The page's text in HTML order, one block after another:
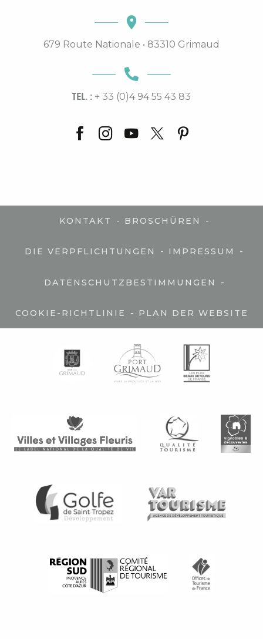
679 Route Nationale • 83310 Grimaud
TEL. : + 33 (0)4 94 55 43 83
KONTAKT - BROSCHÜREN -
DIE VERPFLICHTUNGEN - IMPRESSUM -
DATENSCHUTZBESTIMMUNGEN -
COOKIE-RICHTLINIE - PLAN DER WEBSITE